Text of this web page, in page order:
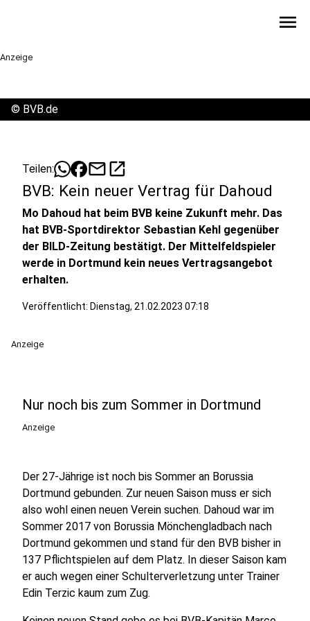
menu
Anzeige
© BVB.de
Teilen: mailopen_in_new
BVB: Kein neuer Vertrag für Dahoud
Mo Dahoud hat beim BVB keine Zukunft mehr. Das
hat BVB-Sportdirektor Sebastian Kehl gegenüber
der BILD-Zeitung bestätigt. Der Mittelfeldspieler
werde in Dortmund kein neues Vertragsangebot
erhalten.
Veröffentlicht: Dienstag, 21.02.2023 07:18
Anzeige
Nur noch bis zum Sommer in Dortmund
Anzeige
Der 27-Jährige ist noch bis Sommer an Borussia
Dortmund gebunden. Zur neuen Saison muss er sich
also wohl einen neuen Verein suchen. Dahoud war im
Sommer 2017 von Borussia Mönchengladbach nach
Dortmund gekommen und stand für den BVB bisher in
137 Pflichtspielen auf dem Platz. In dieser Saison kam
er auch wegen einer Schulterverletzung unter Trainer
Edin Terzic kaum zum Zug.